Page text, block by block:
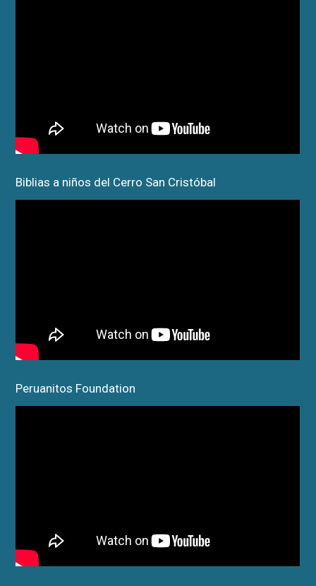
Biblias a niños del Cerro San Cristóbal
Peruanitos Foundation